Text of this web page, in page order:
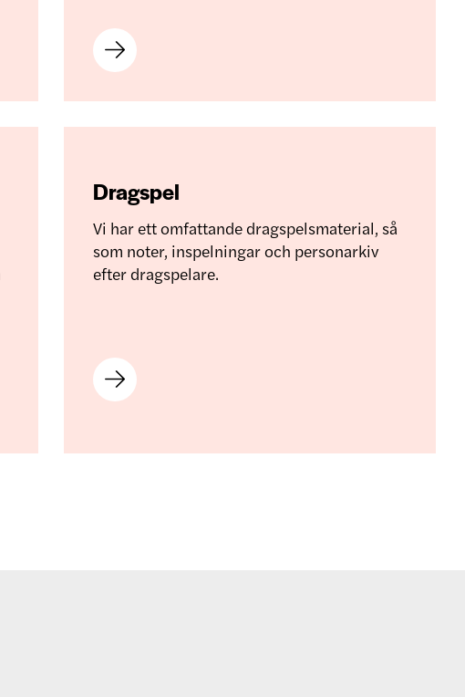
Dragspel
Vi har ett omfattande dragspelsmaterial, så
som noter, inspelningar och personarkiv
efter dragspelare.